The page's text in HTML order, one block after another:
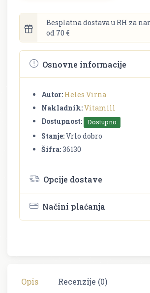
Besplatna dostava u RH za
od 70 €
Osnovne informacije
Autor: Heles Virna
Nakladnik:Vitamill
Dostupnost:
Dostupno
Stanje:Vrlo dobro
Šifra:36130
Opcije dostave
Načini plaćanja
Opis Recenzije (0)